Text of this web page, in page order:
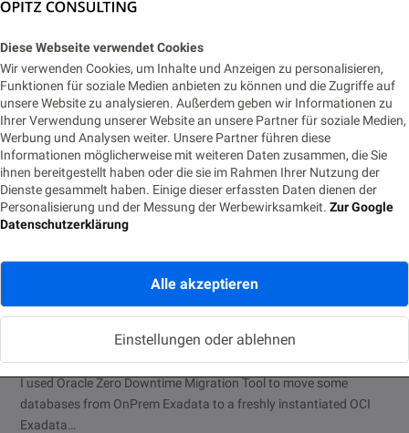
Diese Webseite verwendet Cookies
Wir verwenden Cookies, um Inhalte und Anzeigen zu personalisieren,
Funktionen für soziale Medien anbieten zu können und die Zugriffe auf
unsere Website zu analysieren. Außerdem geben wir Informationen zu
Ihrer Verwendung unserer Website an unsere Partner für soziale Medien,
Werbung und Analysen weiter. Unsere Partner führen diese
Informationen möglicherweise mit weiteren Daten zusammen, die Sie
ihnen bereitgestellt haben oder die sie im Rahmen Ihrer Nutzung der
Dienste gesammelt haben. Einige dieser erfassten Daten dienen der
Personalisierung und der Messung der Werbewirksamkeit. Zur Google
Datenschutzerklärung
Alle akzeptieren
Einstellungen oder ablehnen
Catastrophic slow backup/restore to Oracle
Cloud Infrastructure Object Storage and its fix
28. AUGUST 2020 LESEZEIT 3 MIN. 2237 AUFRUFE
I used Oracle Zero Downtime Migration Tool to move some
databases from OnPrem Exadata to a freshly instantiated OCI
Exadata…